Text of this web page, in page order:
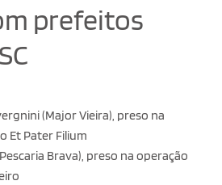
prefeitos
(Major Vieira), preso na
Et Pater Filium
Brava), preso na operação